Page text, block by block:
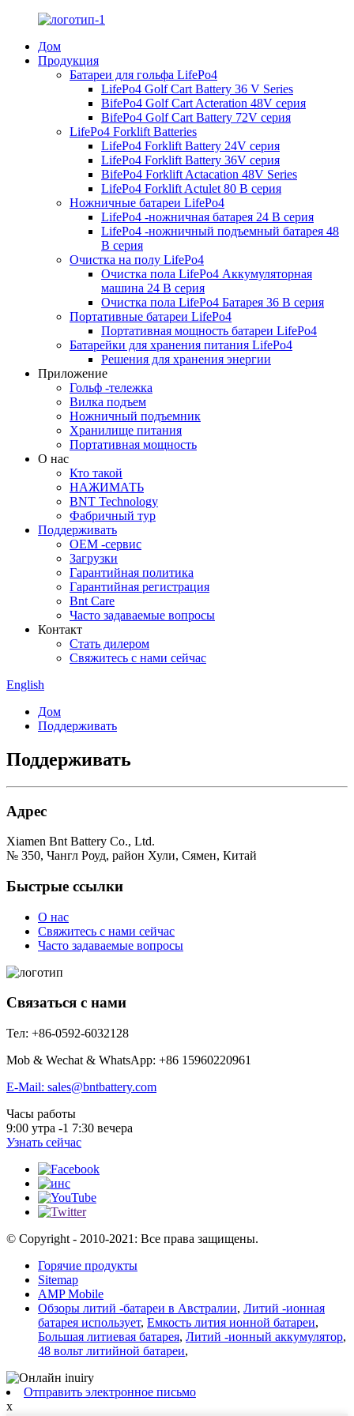
Дом
Продукция
Батареи для гольфа LifePo4
LifePo4 Golf Cart Battery 36 V Series
BifePo4 Golf Cart Acteration 48V серия
BifePo4 Golf Cart Battery 72V серия
LifePo4 Forklift Batteries
LifePo4 Forklift Battery 24V серия
LifePo4 Forklift Battery 36V серия
BifePo4 Forklift Actacation 48V Series
LifePo4 Forklift Actulet 80 В серия
Ножничные батареи LifePo4
LifePo4 -ножничная батарея 24 В серия
LifePo4 -ножничный подъемный батарея 48
В серия
Очистка на полу LifePo4
Очистка пола LifePo4 Аккумуляторная
машина 24 В серия
Очистка пола LifePo4 Батарея 36 В серия
Портативные батареи LifePo4
Портативная мощность батареи LifePo4
Батарейки для хранения питания LifePo4
Решения для хранения энергии
Приложение
Гольф -тележка
Вилка подъем
Ножничный подъемник
Хранилище питания
Портативная мощность
О нас
Кто такой
НАЖИМАТЬ
BNT Technology
Фабричный тур
Поддерживать
OEM -сервис
Загрузки
Гарантийная политика
Гарантийная регистрация
Bnt Care
Часто задаваемые вопросы
Контакт
Стать дилером
Свяжитесь с нами сейчас
English
Дом
Поддерживать
Поддерживать
Адрес
Xiamen Bnt Battery Co., Ltd.
№ 350, Чангл Роуд, район Хули, Сямен, Китай
Быстрые ссылки
О нас
Свяжитесь с нами сейчас
Часто задаваемые вопросы
Связаться с нами
Тел: +86-0592-6032128
Mob & Wechat & WhatsApp: +86 15960220961
E-Mail: sales@bntbattery.com
Часы работы
9:00 утра -1 7:30 вечера
Узнать сейчас
© Copyright - 2010-2021: Все права защищены.
Горячие продукты
Sitemap
AMP Mobile
Обзоры литий -батареи в Австралии, Литий -ионная
батарея использует, Емкость лития ионной батареи,
Большая литиевая батарея, Литий -ионный аккумулятор,
48 вольт литийной батареи,
Отправить электронное письмо
x